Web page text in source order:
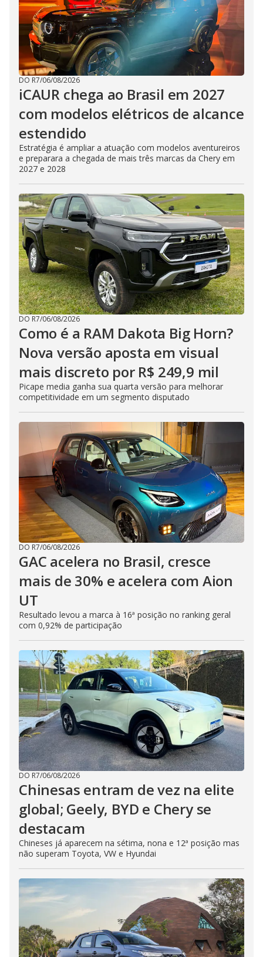
DO R7/06/08/2026
iCAUR chega ao Brasil em 2027
com modelos elétricos de alcance
estendido
Estratégia é ampliar a atuação com modelos aventureiros
e preparara a chegada de mais três marcas da Chery em
2027 e 2028
DO R7/06/08/2026
Como é a RAM Dakota Big Horn?
Nova versão aposta em visual
mais discreto por R$ 249,9 mil
Picape media ganha sua quarta versão para melhorar
competitividade em um segmento disputado
DO R7/06/08/2026
GAC acelera no Brasil, cresce
mais de 30% e acelera com Aion
UT
Resultado levou a marca à 16ª posição no ranking geral
com 0,92% de participação
DO R7/06/08/2026
Chinesas entram de vez na elite
global; Geely, BYD e Chery se
destacam
Chineses já aparecem na sétima, nona e 12ª posição mas
não superam Toyota, VW e Hyundai